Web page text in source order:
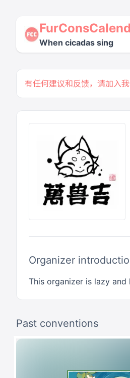
When cicadas sing
有任何建议和反馈，请加入
Organizer
This organizer is lazy
Past conventions